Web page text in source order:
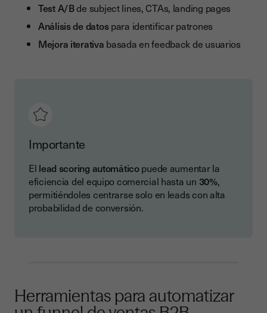
Test A/Bde subject lines, CTAs, landing pages
Análisis de datospara identificar patrones
Mejora iterativa basada en feedback de usuarios
Importante
El lead scoring automáticopuede aumentar la
eficiencia del equipo comercial hasta un 30%,
permitiéndoles centrarse solo en leads con alta
probabilidad de conversión.
Herramientas para automatizar